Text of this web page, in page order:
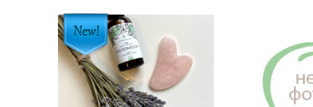
Собственно масла, жидкие, какими мы привыкли
для рук, средств для волос, а также в качестве
Кроме формы, масла также отличаются по своей
оно проникает в клетки и соответственно время его